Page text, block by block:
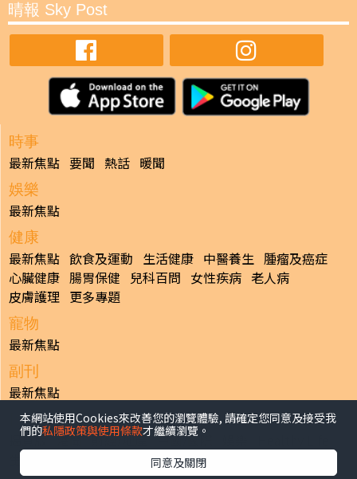
晴報 Sky Post
時事
最新焦點 要聞 熱話 暖聞
娛樂
最新焦點
健康
最新焦點 飲食及運動 生活健康 中醫養生 腫瘤及癌症
心臟健康 腸胃保健 兒科百問 女性疾病 老人病
皮膚護理 更多專題
寵物
最新焦點
副刊
最新焦點
日報
揭頁版 港聞 財經/地產 中國/國際
生活副刊
體育 專題/人物
本網站使用Cookies來改善您的瀏覽體驗, 請確定您同意及接受我
們的私隱政策與使用條款才繼續瀏覽。
同意及關閉